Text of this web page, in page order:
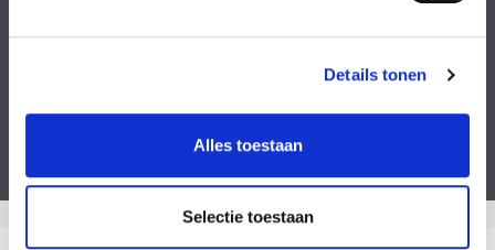
Details tonen
Alles toestaan
Selectie toestaan
Privacyverklaring
Ik ga akkoord met deprivacy statement&algemene voorwaarden.
algemene voorwaarden